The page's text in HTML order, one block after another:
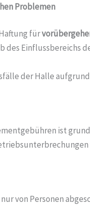
Problemen
für
des Einflussbereichs
der Halle aufgrund
ist
von Personen